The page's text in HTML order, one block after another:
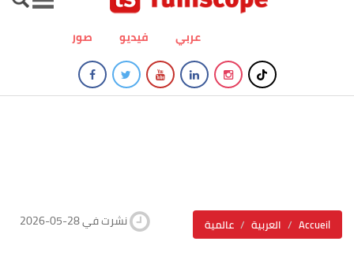
صور فيديو عربي
عالمية العربية Accueil 2026-05-28 نشرت في